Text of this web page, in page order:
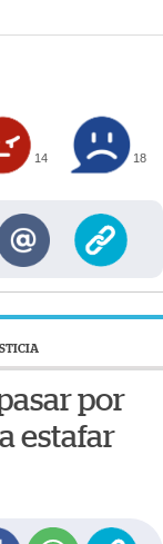
14 18
por
estafar